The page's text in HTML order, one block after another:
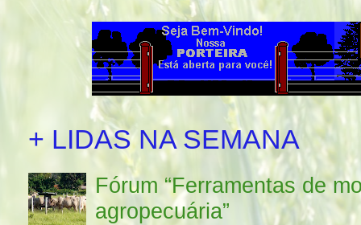
+ LIDAS NA SEMANA
Fórum “Ferramentas de
agropecuária”